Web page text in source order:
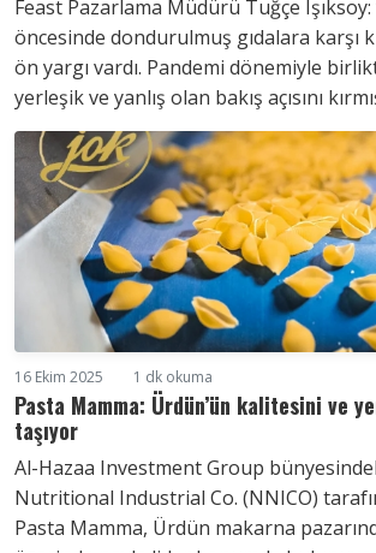
Feast Pazarlama Müdürü Tuğçe Işıksoy:
öncesinde dondurulmuş gıdalara karşı
ön yargı vardı. Pandemi dönemiyle
yerleşik ve yanlış olan bakış açısını
16 Ekim 2025 1 dk okuma
Pasta Mamma: Ürdün’ün kalitesini ve
taşıyor
Al-Hazaa Investment Group
Nutritional Industrial Co. (NNICO)
Pasta Mamma, Ürdün makarna